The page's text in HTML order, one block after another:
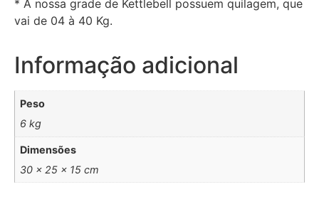
* A nossa grade de Kettlebell possuem quilagem, que
vai de 04 à 40 Kg.
Informação adicional
Peso
6 kg
Dimensões
30 × 25 × 15 cm